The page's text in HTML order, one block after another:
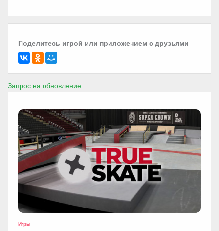
Поделитесь игрой или приложением с друзьями
Запрос на обновление
Игры